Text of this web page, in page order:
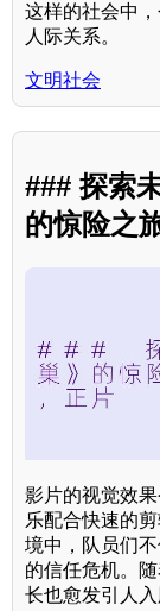
这样的社会中
人际关系。
文明社会
### 探索
的惊险之
影片的视觉效
乐配合快速的
境中，队员们
的信任危机。
长也愈发引人入